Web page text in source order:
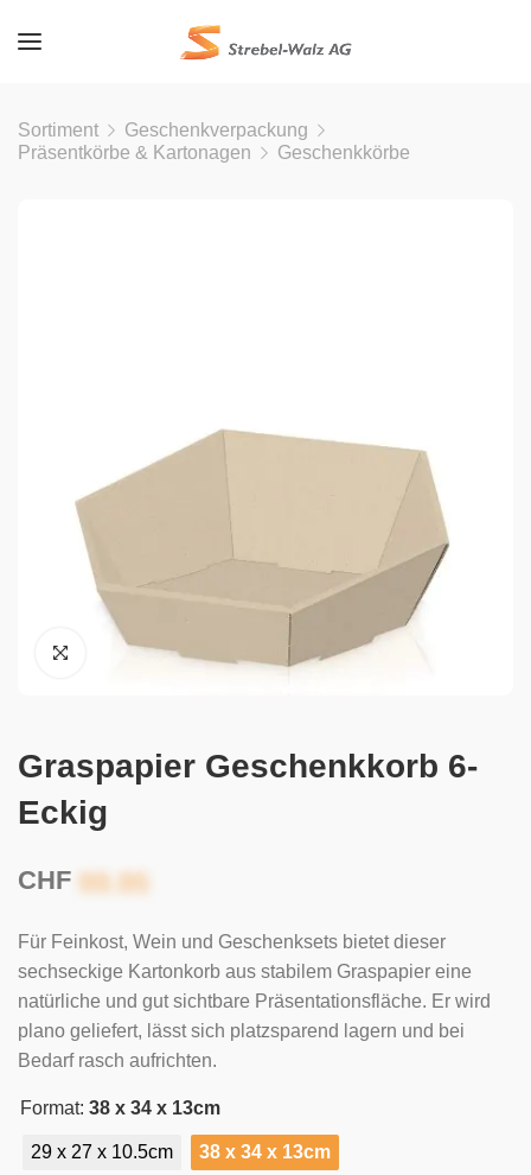
Sortiment
Geschenkverpackung
Präsentkörbe & Kartonagen
Geschenkkörbe
Graspapier Geschenkkorb 6-
Eckig
CHF
Für Feinkost, Wein und Geschenksets bietet dieser
sechseckige Kartonkorb aus stabilem Graspapier eine
natürliche und gut sichtbare Präsentationsfläche. Er wird
plano geliefert, lässt sich platzsparend lagern und bei
Bedarf rasch aufrichten.
Format: 38 x 34 x 13cm
29 x 27 x 10.5cm 38 x 34 x 13cm